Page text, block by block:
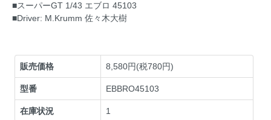
■スーパーGT 1/43 エブロ 45103
■Driver: M.Krumm 佐々木大樹
販売価格 8,580円(税780円)
型番 EBBRO45103
在庫状況 1